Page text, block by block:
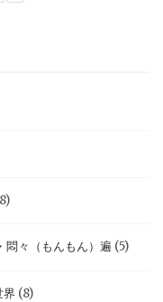
々（もんもん）遍 (5)
(8)